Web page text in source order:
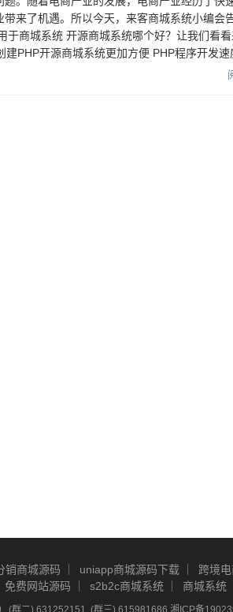
带来了机遇。所以今天，来客商城系统小编会
于商城系统 开源商城系统哪个好？让我们看
PHP开源商城系统更加方便 PHP程序开发速
销商城源码 uniapp商城源码下载 跨境
免费网站源码 s2b2c商城系统 商城系统
(群二) 631252151, (群三) 615981686 湘ICP备